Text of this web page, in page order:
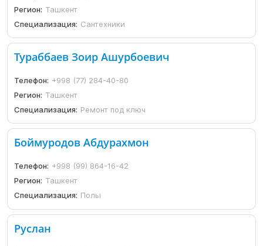
Регион: Ташкент
Специализация: Сантехники
Тураббаев Зоир Ашурбоевич
Телефон: +998 (77) 284-40-80
Регион: Ташкент
Специализация: Ремонт под ключ
Боймуродов Абдурахмон
Телефон: +998 (99) 864-16-42
Регион: Ташкент
Специализация: Полы
Руслан